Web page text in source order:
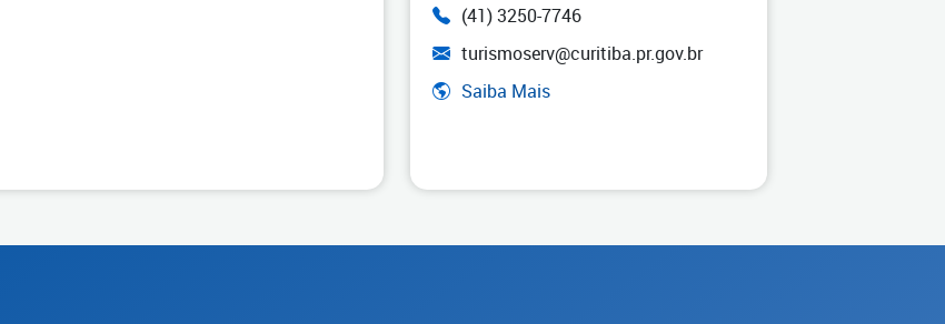
(41) 3250-7746
turismoserv@curitiba.pr.gov.br
Saiba Mais